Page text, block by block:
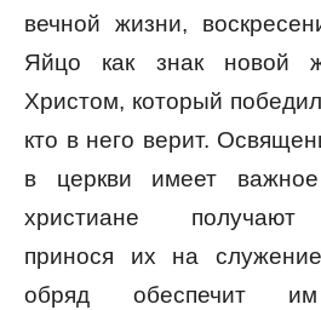
вечной жизни,
Яйцо как знак новой
Христом, который
кто в него верит.
в церкви имеет
христиане получают
принося их на
обряд обеспечит